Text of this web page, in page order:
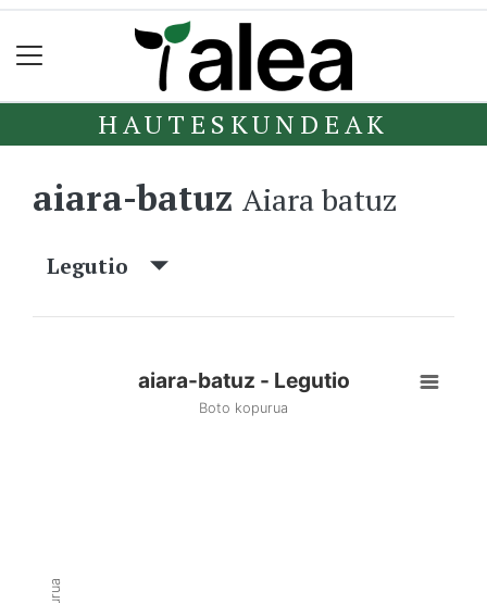
HAUTESKUNDEAK
aiara-batuz Aiara batuz
Legutio
aiara-batuz - Legutio
Boto kopurua